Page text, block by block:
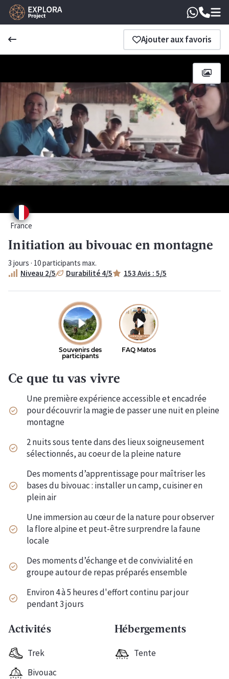
Ajouter aux favoris
France
Initiation au bivouac en montagne
3 jours · 10participants max.
Niveau 2/5 Durabilité 4/5 153 Avis : 5/5
Ce que tu vas vivre
Une première expérience accessible et encadrée
pour découvrir la magie de passer une nuit en pleine
montagne
2 nuits sous tente dans des lieux soigneusement
sélectionnés, au coeur de la pleine nature
Des moments d’apprentissage pour maîtriser les
bases du bivouac : installer un camp, cuisiner en
plein air
Une immersion au cœur de la nature pour observer
la flore alpine et peut-être surprendre la faune
locale
Des moments d’échange et de convivialité en
groupe autour de repas préparés ensemble
Environ 4 à 5 heures d'effort continu par jour
pendant 3 jours
Activités
Trek
Bivouac
Hébergements
Tente